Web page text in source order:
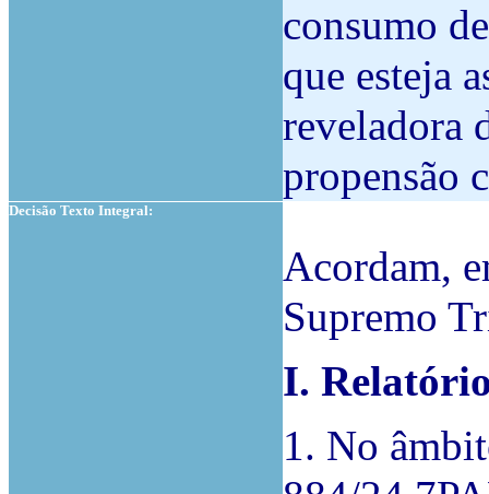
consumo
que esteja
reveladora
propensão
Decisão Texto Integral:
Acordam,
Supremo
I.
1. No